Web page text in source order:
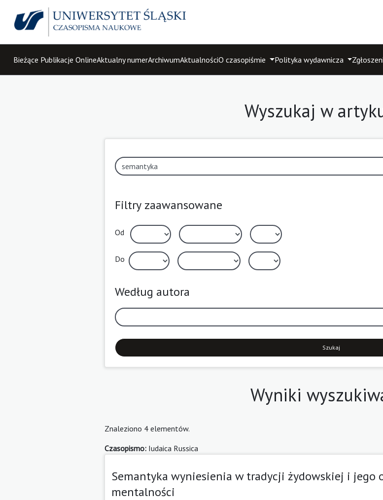
Bieżące Publikacje OnlineAktualny numerArchiwumAktualnościO czasopiśmie Polityka wydawnicza
Wyszukaj w
Filtry zaawansowane
Od
Do
Według autora
Szukaj
Wyniki
Znaleziono 4 elementów.
Czasopismo: Iudaica Russica
Semantyka wyniesienia w tradycji żydowskiej i jego
mentalności